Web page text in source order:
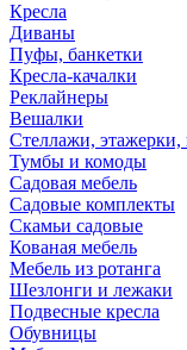
Кресла
Диваны
Пуфы, банкетки
Кресла-качалки
Реклайнеры
Вешалки
Стеллажи, этажерки,
Тумбы и комоды
Садовая мебель
Садовые комплекты
Скамьи садовые
Кованая мебель
Мебель из ротанга
Шезлонги и лежаки
Подвесные кресла
Обувницы